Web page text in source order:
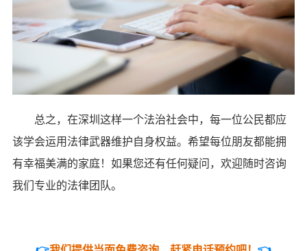
总之，在深圳这样一个法治社会中，每一位公民都应
该学会运用法律武器维护自身权益。希望每位朋友都能拥
有幸福美满的家庭！如果您还有任何疑问，欢迎随时咨询
我们专业的法律团队。